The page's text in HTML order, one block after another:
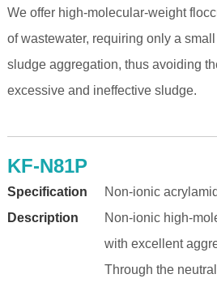
We offer high-molecular-weight
of wastewater, requiring only a
sludge aggregation, thus avoiding
excessive and ineffective sludge.
KF-N81P
Specification
Non-ionic
Description
Non-ionic high-
with excellent
Through the